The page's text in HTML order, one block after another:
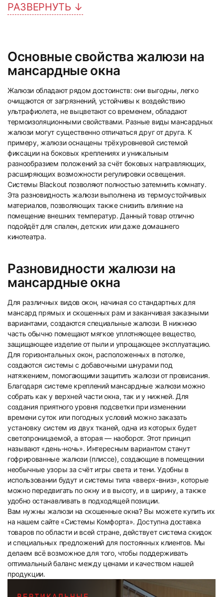
5
7 8
9 10
13 14
15 16
17 18
РАЗВЕРНУТЬ ↓
Основные свойства жалюзи на
мансардные окна
Жалюзи обладают рядом достоинств: они выгодны, легко
очищаются от загрязнений, устойчивы к воздействию
ультрафиолета, не выцветают со временем, обладают
термоизоляционными свойствами. Разные виды мансардных
жалюзи могут существенно отличаться друг от друга. К
примеру, жалюзи оснащены трёхуровневой системой
фиксации на боковых креплениях и уникальным
разнообразием положений за счёт боковых направляющих,
расширяющих возможности регулировки освещения.
Системы Blackout позволяют полностью затемнить комнату.
Эта разновидность жалюзи выполнена из термоустойчивых
материалов, позволяющих также снизить влияние на
помещение внешних температур. Данный товар отлично
подойдёт для спален, детских или даже домашнего
кинотеатра.
Разновидности жалюзи на
мансардные окна
Для различных видов окон, начиная со стандартных для
мансард прямых и скошенных рам и заканчивая заказными
вариантами, создаются специальные жалюзи. В нижнюю
часть обычно помещают мягкое уплотняющее вещество,
защищающее изделие от пыли и упрощающее эксплуатацию.
Для горизонтальных окон, расположенных в потолке,
создаются системы с добавочными шнурами под
натяжением, помогающими защитить жалюзи от провисания.
Благодаря системе креплений мансардные жалюзи можно
собрать как у верхней части окна, так и у нижней. Для
создания приятного уровня подсветки при изменении
времени суток или погодных условий можно заказать
установку систем из двух тканей, одна из которых будет
светопроницаемой, а вторая — наоборот. Этот принцип
называют «день-ночь». Интересным вариантом станут
гофрированные жалюзи (плиссе), создающие в помещении
необычные узоры за счёт игры света и тени. Удобны в
использовании будут и системы типа «вверх-вниз», которые
можно передвигать по окну и в высоту, и в ширину, а также
удобно останавливать в подходящей позиции.
Вам нужны жалюзи на скошенные окна? Вы можете купить их
на нашем сайте «Системы Комфорта». Доступна доставка
товаров по области и всей стране, действует система скидок
и специальных предложений для постоянных клиентов. Мы
делаем всё возможное для того, чтобы поддерживать
оптимальный баланс между ценами и качеством нашей
продукции.